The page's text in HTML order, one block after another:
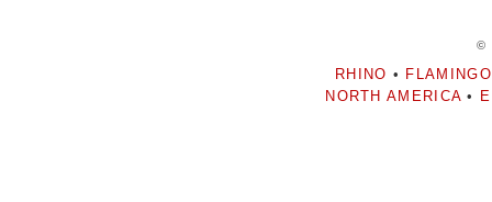
©
RHINO • FLAMINGO
NORTH AMERICA •